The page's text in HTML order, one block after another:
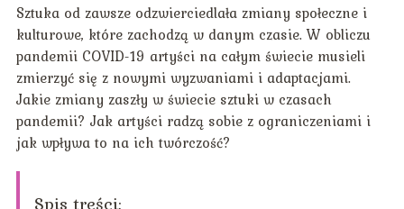
Sztuka od zawsze odzwierciedlała zmiany społeczne i
kulturowe, które zachodzą w danym czasie. W obliczu
pandemii COVID-19 artyści na całym świecie musieli
zmierzyć się z nowymi wyzwaniami i adaptacjami.
Jakie zmiany zaszły w świecie sztuki w czasach
pandemii? Jak artyści radzą sobie z ograniczeniami i
jak wpływa to na ich twórczość?
Spis treści: